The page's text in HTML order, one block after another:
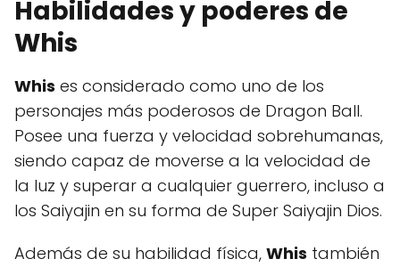
Habilidades y poderes de
Whis
Whis es considerado como uno de los
personajes más poderosos de Dragon Ball.
Posee una fuerza y velocidad sobrehumanas,
siendo capaz de moverse a la velocidad de
la luz y superar a cualquier guerrero, incluso a
los Saiyajin en su forma de Super Saiyajin Dios.
Además de su habilidad física, Whis también